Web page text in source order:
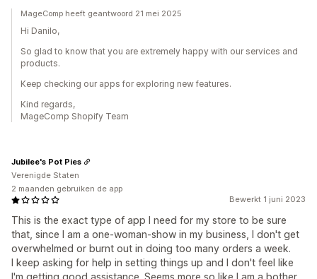
MageComp heeft geantwoord 21 mei 2025
Hi Danilo,
So glad to know that you are extremely happy with our services and
products.
Keep checking our apps for exploring new features.
Kind regards,
MageComp Shopify Team
Bewerkt 1 juni 2023
This is the exact type of app I need for my store to be sure
that, since I am a one-woman-show in my business, I don't get
overwhelmed or burnt out in doing too many orders a week.
I keep asking for help in setting things up and I don't feel like
Jubilee's Pot Pies
Verenigde Staten
2 maanden gebruiken de app